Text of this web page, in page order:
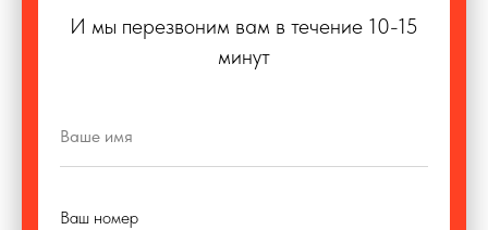
И мы перезвоним вам в течение 10-15
минут
Ваш номер